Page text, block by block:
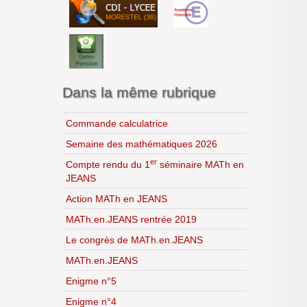
Année 2024-2025
Année 2025-2026
Dans la même rubrique
Commande calculatrice
Semaine des mathématiques 2026
Compte rendu du 1er séminaire MATh en
JEANS
Action MATh en JEANS
MATh.en.JEANS rentrée 2019
Le congrès de MATh.en.JEANS
MATh.en.JEANS
Enigme n°5
Enigme n°4